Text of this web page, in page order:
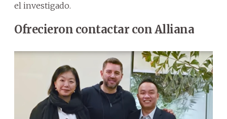
el investigado.
Ofrecieron contactar con Alliana